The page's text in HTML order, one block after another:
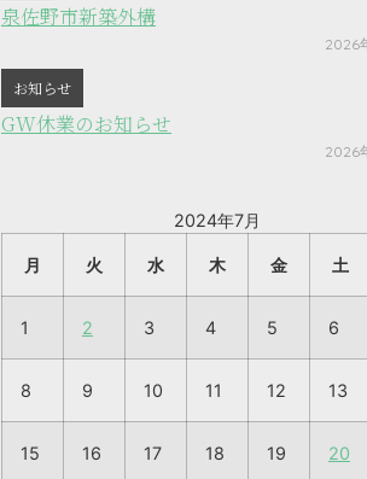
泉佐野市新築外構
2026
お知らせ
GW休業のお知らせ
2026
2024年7月
月 火 水 木 金 土
1 2 3 4 5 6
8 9 10 11 12 13
15 16 17 18 19 20